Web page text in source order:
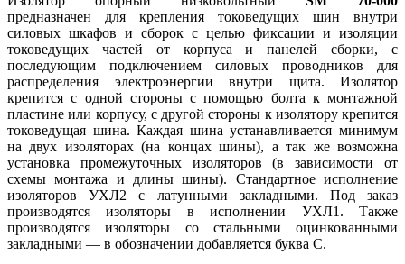
предназначен для крепления токоведущих шин внутри
силовых шкафов и сборок с целью фиксации и изоляции
токоведущих частей от корпуса и панелей сборки, с
последующим подключением силовых проводников для
распределения электроэнергии внутри щита. Изолятор
крепится с одной стороны с помощью болта к монтажной
пластине или корпусу, с другой стороны к изолятору крепится
токоведущая шина. Каждая шина устанавливается минимум
на двух изоляторах (на концах шины), а так же возможна
установка промежуточных изоляторов (в зависимости от
схемы монтажа и длины шины). Стандартное исполнение
изоляторов УХЛ2 с латунными закладными. Под заказ
производятся изоляторы в исполнении УХЛ1. Также
производятся изоляторы со стальными оцинкованными
закладными — в обозначении добавляется буква С.